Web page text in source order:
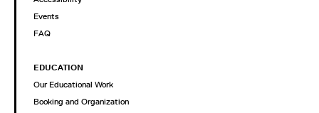
Events
FAQ
EDUCATION
Our Educational Work
Booking and Organization